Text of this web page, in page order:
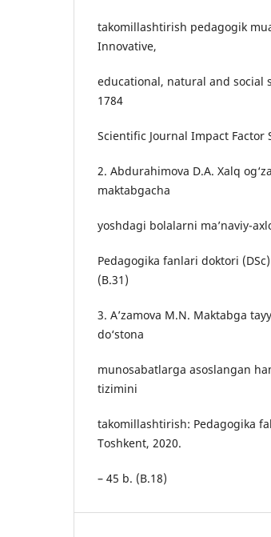
takomillashtirish pedagogik
Innovative,
educational, natural and social
1784
Scientific Journal Impact Factor
2. Abdurahimova D.A. Xalq
maktabgacha
yoshdagi bolalarni ma’naviy-
Pedagogika fanlari doktori
(B.31)
3. A’zamova M.N. Maktabga
do‘stona
munosabatlarga asoslangan
tizimini
takomillashtirish: Pedagogika
Toshkent, 2020.
– 45 b. (B.18)